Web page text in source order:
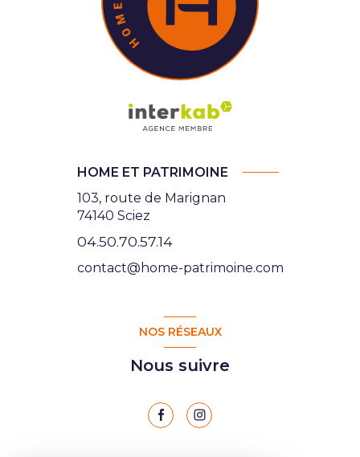
HOME ET PATRIMOINE
103, route de Marignan
74140 Sciez
04.50.70.57.14
contact@home-patrimoine.com
NOS RÉSEAUX
Nous suivre